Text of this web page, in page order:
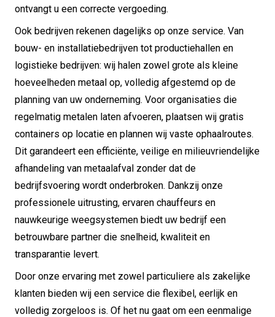
ontvangt u een correcte vergoeding.
Ook bedrijven rekenen dagelijks op onze service. Van
bouw- en installatiebedrijven tot productiehallen en
logistieke bedrijven: wij halen zowel grote als kleine
hoeveelheden metaal op, volledig afgestemd op de
planning van uw onderneming. Voor organisaties die
regelmatig metalen laten afvoeren, plaatsen wij gratis
containers op locatie en plannen wij vaste ophaalroutes.
Dit garandeert een efficiënte, veilige en milieuvriendelijke
afhandeling van metaalafval zonder dat de
bedrijfsvoering wordt onderbroken. Dankzij onze
professionele uitrusting, ervaren chauffeurs en
nauwkeurige weegsystemen biedt uw bedrijf een
betrouwbare partner die snelheid, kwaliteit en
transparantie levert.
Door onze ervaring met zowel particuliere als zakelijke
klanten bieden wij een service die flexibel, eerlijk en
volledig zorgeloos is. Of het nu gaat om een eenmalige